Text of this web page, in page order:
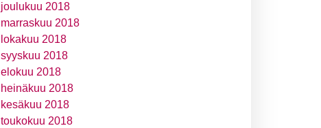
joulukuu 2018
marraskuu 2018
lokakuu 2018
syyskuu 2018
elokuu 2018
heinäkuu 2018
kesäkuu 2018
toukokuu 2018